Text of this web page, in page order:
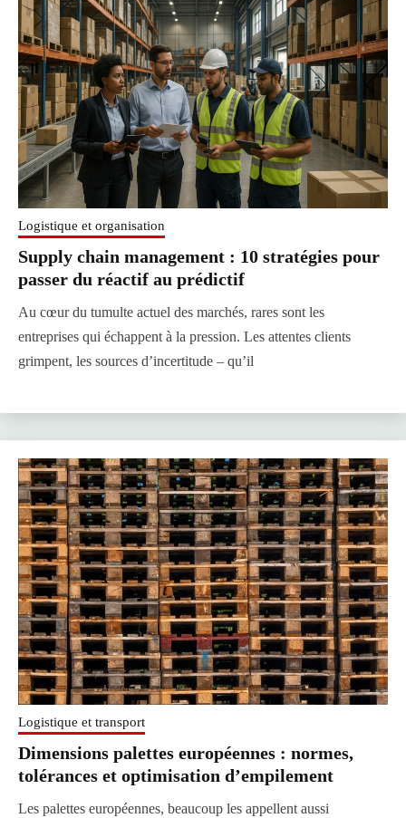
Logistique et organisation
Supply chain management : 10 stratégies pour
passer du réactif au prédictif
Au cœur du tumulte actuel des marchés, rares sont les
entreprises qui échappent à la pression. Les attentes clients
grimpent, les sources d’incertitude – qu’il
Logistique et transport
Dimensions palettes européennes : normes,
tolérances et optimisation d’empilement
Les palettes européennes, beaucoup les appellent aussi